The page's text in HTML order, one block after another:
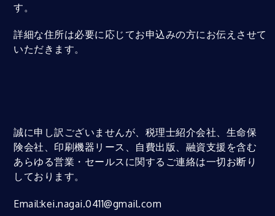
す。
詳細な住所は必要に応じてお申込みの方にお伝えさせて
いただきます。
誠に申し訳ございませんが、税理士紹介会社、生命保
険会社、印刷機器リース、自費出版、融資支援を含む
あらゆる営業・セールスに関するご連絡は一切お断り
しております。
Email:kei.nagai.0411@gmail.com